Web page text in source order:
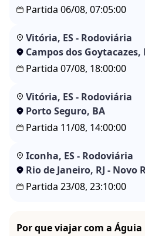
Partida 06/08, 07:05:00
Vitória, ES - Rodoviária
Campos dos Goytacazes,
Partida 07/08, 18:00:00
Vitória, ES - Rodoviária
Porto Seguro, BA
Partida 11/08, 14:00:00
Iconha, ES - Rodoviária
Rio de Janeiro, RJ - Novo
Partida 23/08, 23:10:00
Por que viajar com a Águia